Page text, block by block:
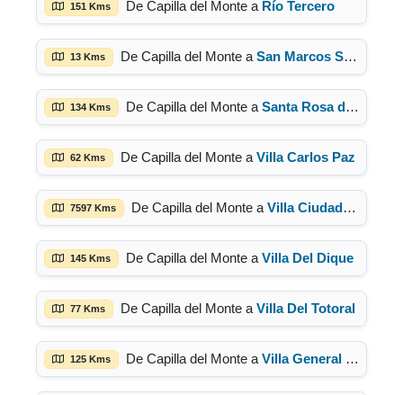
151 Kms De Capilla del Monte a Río Tercero
13 Kms De Capilla del Monte a San Marcos Sierra
134 Kms De Capilla del Monte a Santa Rosa de Calamuchita
62 Kms De Capilla del Monte a Villa Carlos Paz
7597 Kms De Capilla del Monte a Villa Ciudad Parque
145 Kms De Capilla del Monte a Villa Del Dique
77 Kms De Capilla del Monte a Villa Del Totoral
125 Kms De Capilla del Monte a Villa General Belgrano